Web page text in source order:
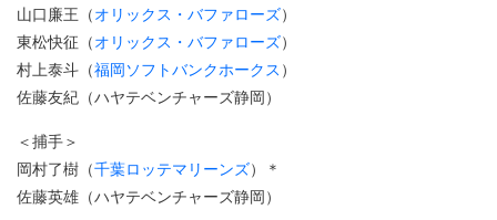
山口廉王（オリックス・バファローズ）
東松快征（オリックス・バファローズ）
村上泰斗（福岡ソフトバンクホークス ）
佐藤友紀（ハヤテベンチャーズ静岡）
＜捕手＞
岡村了樹（千葉ロッテマリーンズ）＊
佐藤英雄（ハヤテベンチャーズ静岡）